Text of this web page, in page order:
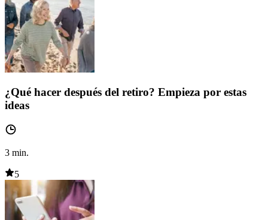
¿Qué hacer después del retiro? Empieza por estas
ideas
3 min.
5